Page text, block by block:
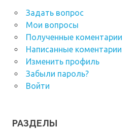
Задать вопрос
Мои вопросы
Полученные коментарии
Написанные коментарии
Изменить профиль
Забыли пароль?
Войти
РАЗДЕЛЫ